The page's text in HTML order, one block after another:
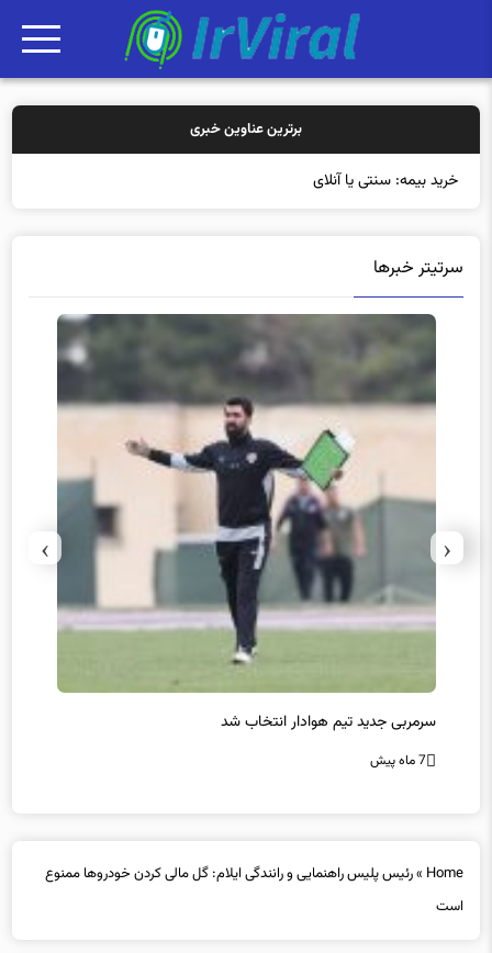
برترین عناوین خبری
خرید بیمه: سنتی یا آنلاین؟ کدامیک
سرتیتر خبرها
سرمربی جدید تیم هوادار انتخاب شد
7 ماه پیش
‹
›
Home
»رئیس پلیس راهنمایی و رانندگی ایلام: گل مالی کردن خودروها ممنوع
است